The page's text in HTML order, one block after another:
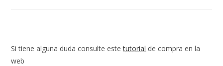
Si tiene alguna duda consulte estetutorial de compra en la
web